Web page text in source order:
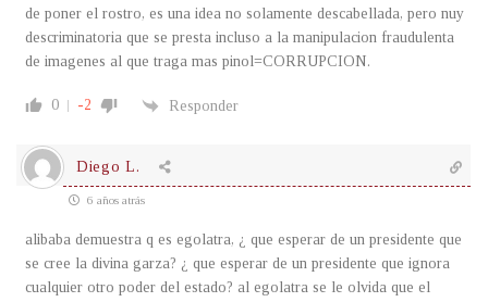
de poner el rostro, es una idea no solamente descabellada, pero nuy
descriminatoria que se presta incluso a la manipulacion fraudulenta
de imagenes al que traga mas pinol=CORRUPCION.
0 -2 Responder
Diego L.
6 años atrás
alibaba demuestra q es egolatra, ¿ que esperar de un presidente que
se cree la divina garza? ¿ que esperar de un presidente que ignora
cualquier otro poder del estado? al egolatra se le olvida que el